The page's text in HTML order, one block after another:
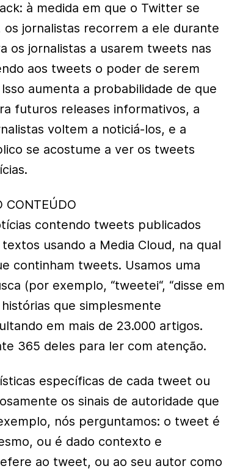
à medida em que o Twitter se
jornalistas recorrem a ele durante
os jornalistas a usarem tweets nas
aos tweets o poder de serem
aumenta a probabilidade de que
futuros releases informativos, a
voltem a noticiá-los, e a
se acostume a ver os tweets
CONTEÚDO
contendo tweets publicados
usando a Media Cloud, na qual
continham tweets. Usamos uma
(por exemplo, “tweetei“, “disse em
que simplesmente
em mais de 23.000 artigos.
365 deles para ler com atenção.
específicas de cada tweet ou
os sinais de autoridade que
nós perguntamos: o tweet é
ou é dado contexto e
ao tweet, ou ao seu autor como